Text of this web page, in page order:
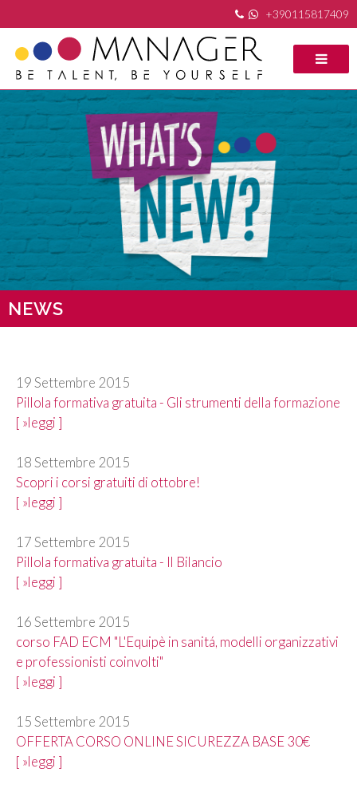
+390115817409
NEWS
19 Settembre 2015
Pillola formativa gratuita - Gli strumenti della formazione
[ »leggi ]
18 Settembre 2015
Scopri i corsi gratuiti di ottobre!
[ »leggi ]
17 Settembre 2015
Pillola formativa gratuita - Il Bilancio
[ »leggi ]
16 Settembre 2015
corso FAD ECM "L'Equipè in sanitá, modelli organizzativi
e professionisti coinvolti"
[ »leggi ]
15 Settembre 2015
OFFERTA CORSO ONLINE SICUREZZA BASE 30€
[ »leggi ]